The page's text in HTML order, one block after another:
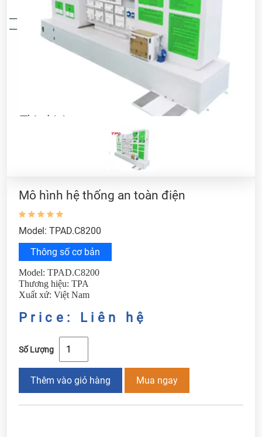
Mô hình hệ thống an toàn điện
Model: TPAD.C8200
Thông số cơ bản
Model: TPAD.C8200
Thương hiệu: TPA
Xuất xứ: Việt Nam
Price: Liên hệ
Số Lượng
Thêm vào giỏ hàng Mua ngay